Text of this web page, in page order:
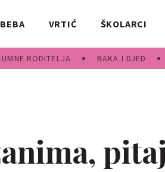
BEBA VRTIĆ ŠKOLARCI
RODITELJA BAKA I DJED